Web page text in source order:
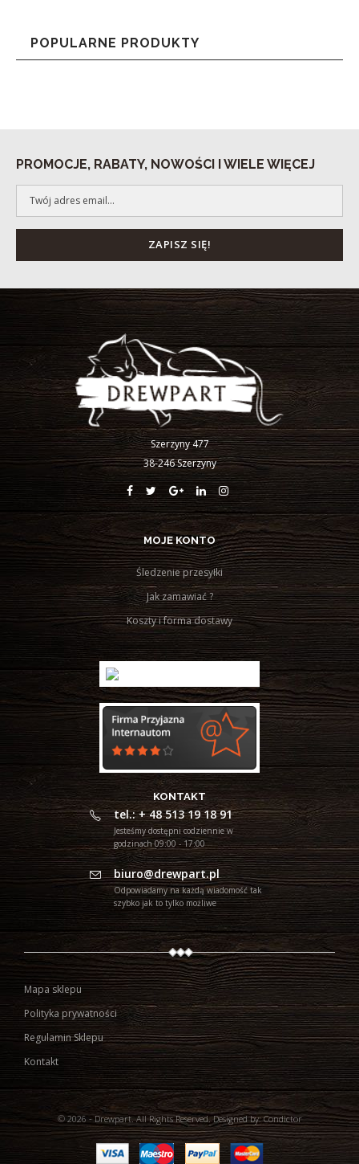
POPULARNE PRODUKTY
PROMOCJE, RABATY, NOWOŚCI I WIELE WIĘCEJ
Szerzyny 477
38-246 Szerzyny
MOJE KONTO
Śledzenie przesyłki
Jak zamawiać ?
Koszty i forma dostawy
KONTAKT
tel.: + 48 513 19 18 91
Jesteśmy dostępni codziennie w
godzinach 09:00 - 17:00
biuro@drewpart.pl
Odpowiadamy na każdą wiadomość tak
szybko jak to tylko możliwe
Mapa sklepu
Polityka prywatności
Regulamin Sklepu
Kontakt
© 2026 - Drewpart. All Rights Reserved.Designed by:Condictor